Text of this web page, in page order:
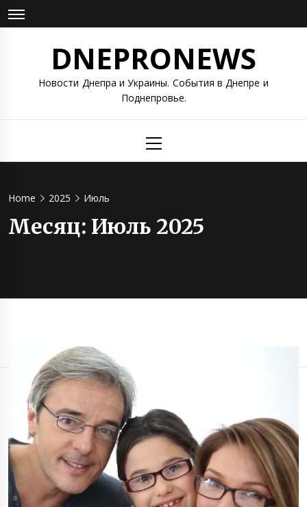
Skip
to
DNEPRONEWS
Новости Днепра и Украины. События в Днепре и
Поднепровье.
Menu
Home 2025 Июль
Месяц: Июль 2025